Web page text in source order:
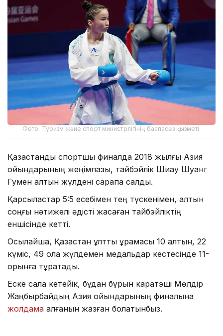
Фото: Туризм және спорт министрлігінің баспасөз қызметі
Қазақстандық спортшы финалда 2018 жылғы Азия
ойындарының жеңімпазы, тайбэйлік Шиау Шуанг
Гумен алтын жүлдені сарапқа салды.
Қарсыластар 5:5 есебімен тең түскенімен, алтын
соңғы нәтижелі әдісті жасаған тайбэйліктің
еншісінде кетті.
Осылайша, Қазақстан ұлттық құрамасы 10 алтын, 22
күміс, 49 қола жүлдемен медальдар кестесінде 11-
орынға тұрақтады.
Еске сала кетейік, бұдан бұрын каратэші Мөлдір
Жаңбырбайдың Азия ойындарының финалына
жолдама алғанын жазған болатынбыз.